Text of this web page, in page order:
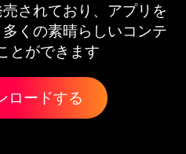
されており、アプリを
くの素晴らしいコンテ
とができます
ロードする